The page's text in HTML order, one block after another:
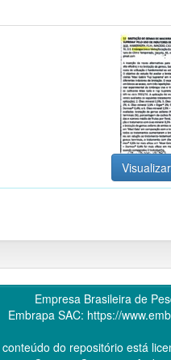
Empresa Brasileira de
Embrapa SAC: https://
do repositório está